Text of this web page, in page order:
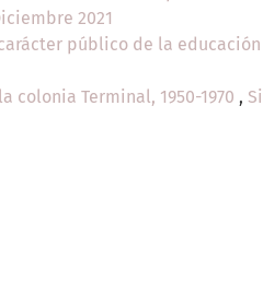
2021
público de la educación
colonia Terminal, 1950-1970 ,